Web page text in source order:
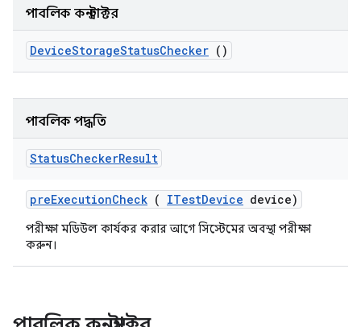
পাবলিক কনস্ট্রাক্টর
DeviceStorageStatusChecker ()
পাবলিক পদ্ধতি
StatusCheckerResult
preExecutionCheck ( ITestDevice device)
পরীক্ষা মডিউল কার্যকর করার আগে সিস্টেমের অবস্থা পরীক্ষা
করুন।